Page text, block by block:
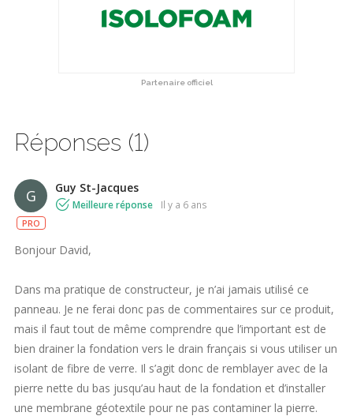
Partenaire officiel
Réponses (1)
G
PRO
Guy St-Jacques
Meilleure réponse il y a 6 ans
Bonjour David,
Dans ma pratique de constructeur, je n’ai jamais utilisé ce
panneau. Je ne ferai donc pas de commentaires sur ce produit,
mais il faut tout de même comprendre que l’important est de
bien drainer la fondation vers le drain français si vous utiliser un
isolant de fibre de verre. Il s’agit donc de remblayer avec de la
pierre nette du bas jusqu’au haut de la fondation et d’installer
une membrane géotextile pour ne pas contaminer la pierre.